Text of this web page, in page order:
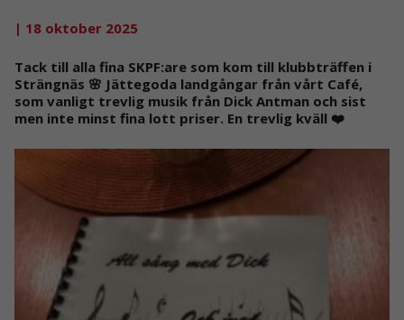
| 18 oktober 2025
Tack till alla fina SKPF:are som kom till klubbträffen i
Strängnäs 🌸 Jättegoda landgångar från vårt Café,
som vanligt trevlig musik från Dick Antman och sist
men inte minst fina lott priser. En trevlig kväll ❤️